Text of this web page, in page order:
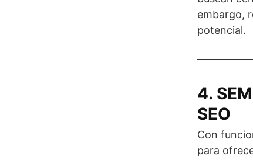
embargo,
potencial.
4.
SEO
Con
para